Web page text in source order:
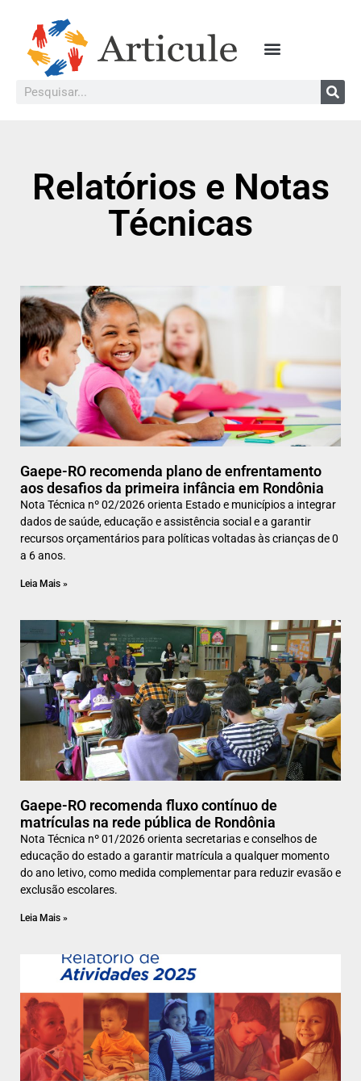
Relatórios e Notas
Técnicas
Gaepe-RO recomenda plano de enfrentamento
aos desafios da primeira infância em Rondônia
Nota Técnica nº 02/2026 orienta Estado e municípios a integrar
dados de saúde, educação e assistência social e a garantir
recursos orçamentários para políticas voltadas às crianças de 0
a 6 anos.
Leia Mais »
Gaepe-RO recomenda fluxo contínuo de
matrículas na rede pública de Rondônia
Nota Técnica nº 01/2026 orienta secretarias e conselhos de
educação do estado a garantir matrícula a qualquer momento
do ano letivo, como medida complementar para reduzir evasão e
exclusão escolares.
Leia Mais »